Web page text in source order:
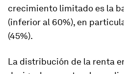
crecimiento limitado es la
(inferior al 60%), en
(45%).
La distribución de la renta